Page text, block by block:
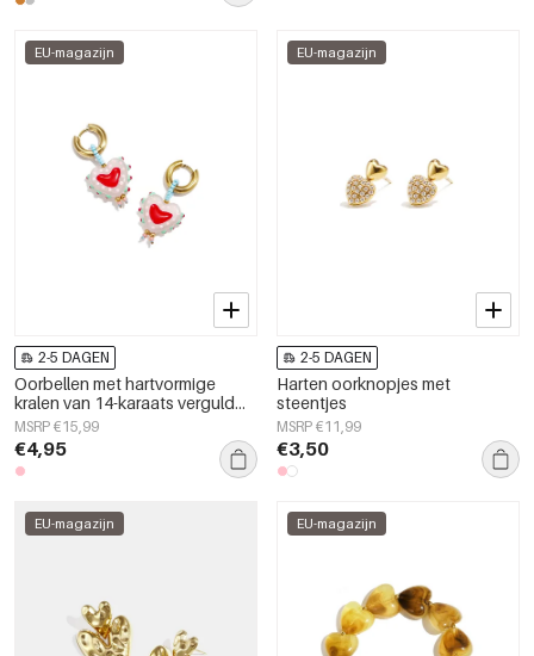
EU-magazijn
2-5 DAGEN
Oorbellen met hartvormige
kralen van 14-karaats verguld
roestvrij staal, Simple Daily
Simple serie, damessieraden
MSRP €15,99
€4,95
EU-magazijn
2-5 DAGEN
Harten oorknopjes met
steentjes
MSRP €11,99
€3,50
EU-magazijn EU-magazijn